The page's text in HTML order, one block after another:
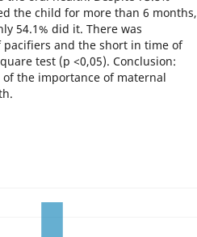
the child for more than 6 months,
54.1% did it. There was
and the short in time of
test (p <0,05). Conclusion:
the importance of maternal